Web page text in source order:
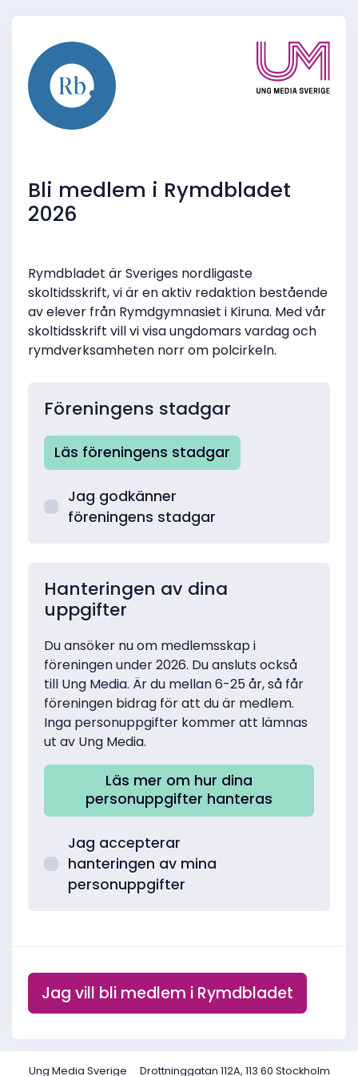
Bli medlem i Rymdbladet
2026
Rymdbladet är Sveriges nordligaste
skoltidsskrift, vi är en aktiv redaktion bestående
av elever från Rymdgymnasiet i Kiruna. Med vår
skoltidsskrift vill vi visa ungdomars vardag och
rymdverksamheten norr om polcirkeln.
Föreningens stadgar
Läs föreningens stadgar
Jag godkänner
föreningens stadgar
Hanteringen av dina
uppgifter
Du ansöker nu om medlemsskap i
föreningen under 2026. Du ansluts också
till Ung Media. Är du mellan 6-25 år, så får
föreningen bidrag för att du är medlem.
Inga personuppgifter kommer att lämnas
ut av Ung Media.
Läs mer om hur dina
personuppgifter hanteras
Jag accepterar
hanteringen av mina
personuppgifter
Ung Media Sverige Drottninggatan 112A, 113 60 Stockholm